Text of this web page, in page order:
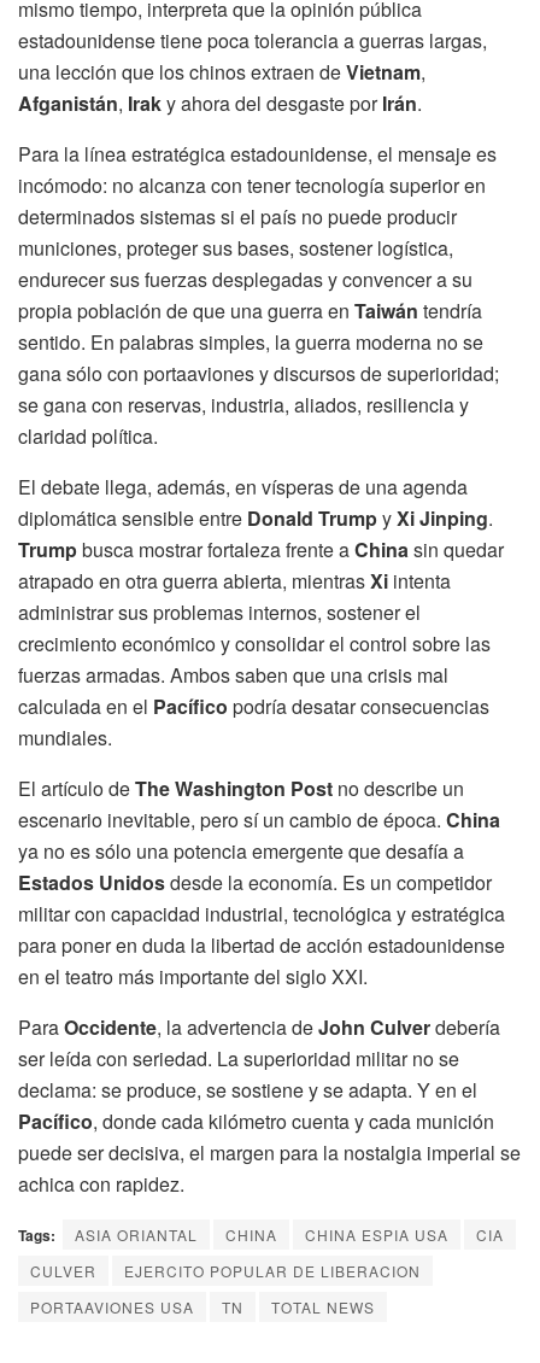
mismo tiempo, interpreta que la opinión pública
estadounidense tiene poca tolerancia a guerras largas,
una lección que los chinos extraen deVietnam,
Afganistán, Iraky ahora del desgaste porIrán.
Para la línea estratégica estadounidense, el mensaje es
incómodo: no alcanza con tener tecnología superior en
determinados sistemas si el país no puede producir
municiones, proteger sus bases, sostener logística,
endurecer sus fuerzas desplegadas y convencer a su
propia población de que una guerra en Taiwán tendría
sentido. En palabras simples, la guerra moderna no se
gana sólo con portaaviones y discursos de superioridad;
se gana con reservas, industria, aliados, resiliencia y
claridad política.
El debate llega, además, en vísperas de una agenda
diplomática sensible entre Donald TrumpyXi Jinping.
Trumpbusca mostrar fortaleza frente aChinasin quedar
atrapado en otra guerra abierta, mientrasXi intenta
administrar sus problemas internos, sostener el
crecimiento económico y consolidar el control sobre las
fuerzas armadas. Ambos saben que una crisis mal
calculada en el Pacífico podría desatar consecuencias
mundiales.
El artículo deThe Washington Post no describe un
escenario inevitable, pero sí un cambio de época. China
ya no es sólo una potencia emergente que desafía a
Estados Unidosdesde la economía. Es un competidor
militar con capacidad industrial, tecnológica y estratégica
para poner en duda la libertad de acción estadounidense
en el teatro más importante del siglo XXI.
ParaOccidente, la advertencia deJohn Culverdebería
ser leída con seriedad. La superioridad militar no se
declama: se produce, se sostiene y se adapta. Y en el
Pacífico, donde cada kilómetro cuenta y cada munición
puede ser decisiva, el margen para la nostalgia imperial se
achica con rapidez.
Tags: ASIA ORIANTAL CHINA CHINA ESPIA USA
CIA
CULVER
EJERCITO POPULAR DE LIBERACION
PORTAAVIONES USA
TN TOTAL NEWS